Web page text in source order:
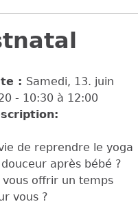
: Samedi, 13. juin
- 10:30 à 12:00
de reprendre le yoga
après bébé ?
vous offrir un temps
vous ?